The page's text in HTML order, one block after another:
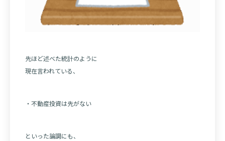
先ほど述べた統計のように
現在言われている、
・不動産投資は先がない
といった論調にも、